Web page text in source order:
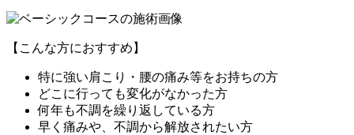
【こんな方におすすめ】
特に強い肩こり・腰の痛み等をお持ちの方
どこに行っても変化がなかった方
何年も不調を繰り返している方
早く痛みや、不調から解放されたい方